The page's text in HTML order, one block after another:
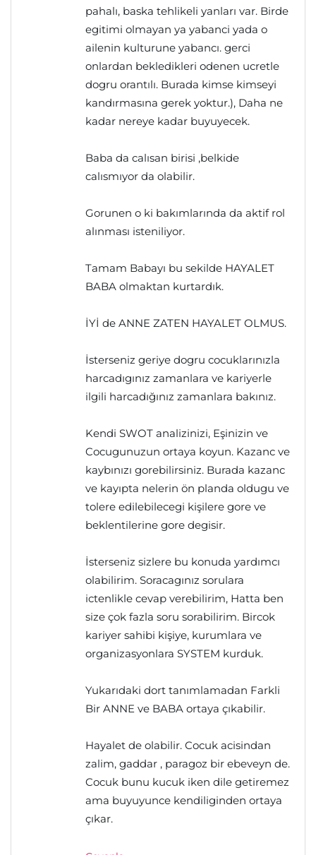
pahalı, baska tehlikeli yanları var. Birde
egitimi olmayan ya yabanci yada o
ailenin kulturune yabancı. gerci
onlardan bekledikleri odenen ucretle
dogru orantılı. Burada kimse kimseyi
kandırmasına gerek yoktur.), Daha ne
kadar nereye kadar buyuyecek.
Baba da calısan birisi ,belkide
calısmıyor da olabilir.
Gorunen o ki bakımlarında da aktif rol
alınması isteniliyor.
Tamam Babayı bu sekilde HAYALET
BABA olmaktan kurtardık.
İYİ de ANNE ZATEN HAYALET OLMUS.
İsterseniz geriye dogru cocuklarınızla
harcadıgınız zamanlara ve kariyerle
ilgili harcadığınız zamanlara bakınız.
Kendi SWOT analizinizi, Eşinizin ve
Cocugunuzun ortaya koyun. Kazanc ve
kaybınızı gorebilirsiniz. Burada kazanc
ve kayıpta nelerin ön planda oldugu ve
tolere edilebilecegi kişilere gore ve
beklentilerine gore degisir.
İsterseniz sizlere bu konuda yardımcı
olabilirim. Soracagınız sorulara
ictenlikle cevap verebilirim, Hatta ben
size çok fazla soru sorabilirim. Bircok
kariyer sahibi kişiye, kurumlara ve
organizasyonlara SYSTEM kurduk.
Yukarıdaki dort tanımlamadan Farkli
Bir ANNE ve BABA ortaya çıkabilir.
Hayalet de olabilir. Cocuk acisindan
zalim, gaddar , paragoz bir ebeveyn de.
Cocuk bunu kucuk iken dile getiremez
ama buyuyunce kendiliginden ortaya
çıkar.